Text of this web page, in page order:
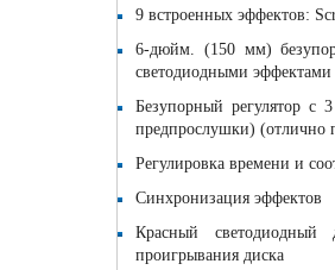
9 встроенных эффектов:
6-дюйм. (150 мм)
светодиодными эффектами
Безупорный регулятор
предпрослушки) (отлично
Регулировка времени и
Синхронизация эффектов
Красный светодиодный
проигрывания диска